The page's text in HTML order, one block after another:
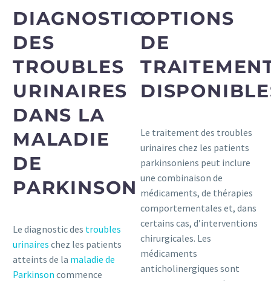
DIAGNOSTIC
DES
TROUBLES
URINAIRES
DANS LA
MALADIE
DE
PARKINSON
Le diagnostic des troubles
urinaires chez les patients
atteints de la maladie de
Parkinson commence
OPTIONS
DE
Le traitement des troubles
urinaires chez les patients
parkinsoniens peut inclure
une combinaison de
médicaments, de thérapies
comportementales et, dans
certains cas, d’interventions
chirurgicales. Les
médicaments
anticholinergiques sont